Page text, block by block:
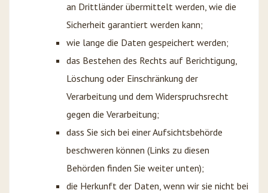
an Drittländer übermittelt werden, wie die
Sicherheit garantiert werden kann;
wie lange die Daten gespeichert werden;
das Bestehen des Rechts auf Berichtigung,
Löschung oder Einschränkung der
Verarbeitung und dem Widerspruchsrecht
gegen die Verarbeitung;
dass Sie sich bei einer Aufsichtsbehörde
beschweren können (Links zu diesen
Behörden finden Sie weiter unten);
die Herkunft der Daten, wenn wir sie nicht bei